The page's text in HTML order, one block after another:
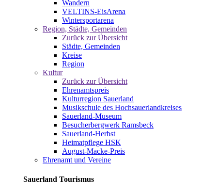
Wandern
VELTINS-EisArena
Wintersportarena
Region, Städte, Gemeinden
Zurück zur Übersicht
Städte, Gemeinden
Kreise
Region
Kultur
Zurück zur Übersicht
Ehrenamtspreis
Kulturregion Sauerland
Musikschule des Hochsauerlandkreises
Sauerland-Museum
Besucherbergwerk Ramsbeck
Sauerland-Herbst
Heimatpflege HSK
August-Macke-Preis
Ehrenamt und Vereine
Sauerland Tourismus